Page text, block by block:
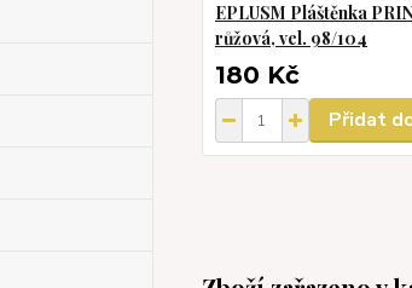
EPLUSM Pláštěnka
růžová, vel. 98/104
180 Kč
Přidat